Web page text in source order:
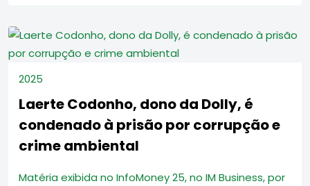
2025
Laerte Codonho, dono da Dolly, é
condenado à prisão por corrupção e
crime ambiental
Matéria exibida no InfoMoney 25, no IM Business, por